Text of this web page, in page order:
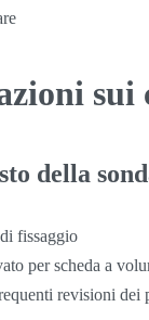
sui
della
fissaggio
per scheda a
revisioni dei